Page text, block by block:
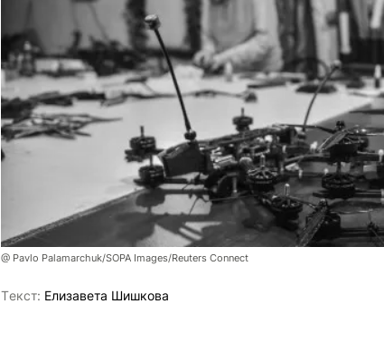
@ Pavlo Palamarchuk/SOPA Images/Reuters Connect
Tекст: Елизавета Шишкова